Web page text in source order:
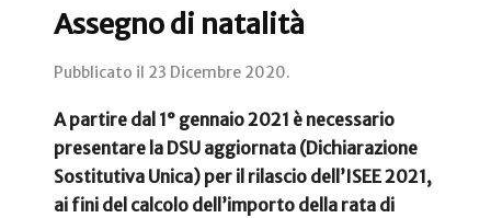
Assegno di natalità
Pubblicato il 23 Dicembre 2020.
A partire dal 1° gennaio 2021 è necessario
presentare la DSU aggiornata (Dichiarazione
Sostitutiva Unica) per il rilascio dell’ISEE 2021,
ai fini del calcolo dell’importo della rata di